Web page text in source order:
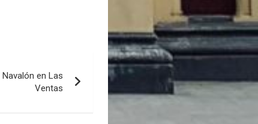
en Las
Ventas